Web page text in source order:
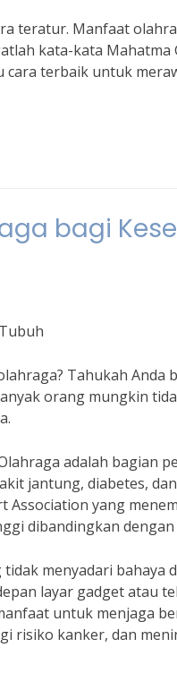
teratur. Manfaat
kata-kata Mahatma
terbaik untuk
bagi
Tahukah
orang mungkin
adalah bagian
jantung, diabetes,
Association yang
dibandingkan
menyadari
layar gadget atau
untuk menjaga
risiko kanker, dan